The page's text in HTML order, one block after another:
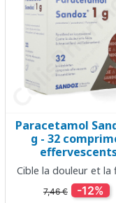
Paracetamol
g - 32
Cible la douleur et la
7,46 € -12%